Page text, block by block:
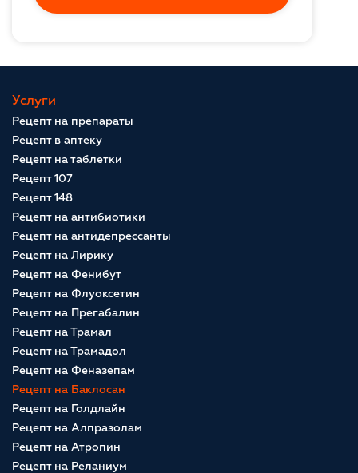
Услуги
Рецепт на препараты
Рецепт в аптеку
Рецепт на таблетки
Рецепт 107
Рецепт 148
Рецепт на антибиотики
Рецепт на антидепрессанты
Рецепт на Лирику
Рецепт на Фенибут
Рецепт на Флуоксетин
Рецепт на Прегабалин
Рецепт на Трамал
Рецепт на Трамадол
Рецепт на Феназепам
Рецепт на Баклосан
Рецепт на Голдлайн
Рецепт на Алпразолам
Рецепт на Атропин
Рецепт на Реланиум